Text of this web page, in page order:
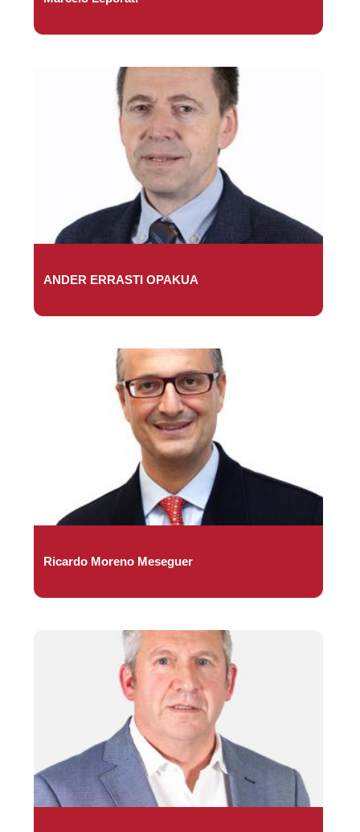
ANDER ERRASTI OPAKUA
Ricardo Moreno Meseguer